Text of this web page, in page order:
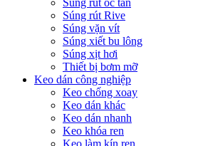
Súng rút ốc tán
Súng rút Rive
Súng vặn vít
Súng xiết bu lông
Súng xịt hơi
Thiết bị bơm mỡ
Keo dán công nghiệp
Keo chống xoay
Keo dán khác
Keo dán nhanh
Keo khóa ren
Keo làm kín ren